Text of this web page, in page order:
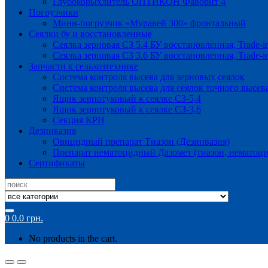
Погрузчики
Мини-погрузчик «Муравей 300» фронтальный
Сеялки бу и восстановленные
Сеялка зерновая СЗ 5.4 БУ восстановленная, Trade-
Сеялка зерновая СЗ 3.6 БУ восстановленная, Trade-
Запчасти к сельхозтехнике
Система контроля высева для зерновых сеялок
Система контроля высева для сеялок точного
Ящик зернотуковый к сеялке СЗ-5,4
Ящик зернотуковый к сеялке СЗ-3,6
Секция КРН
Дезинвазия
Овицидный препарат Тиазон (Дезинвазия)
Препарат нематоцидный Дазомет (тиазон,
Сертификаты
Search
for:
0 0.0 грн.
No products in the cart.